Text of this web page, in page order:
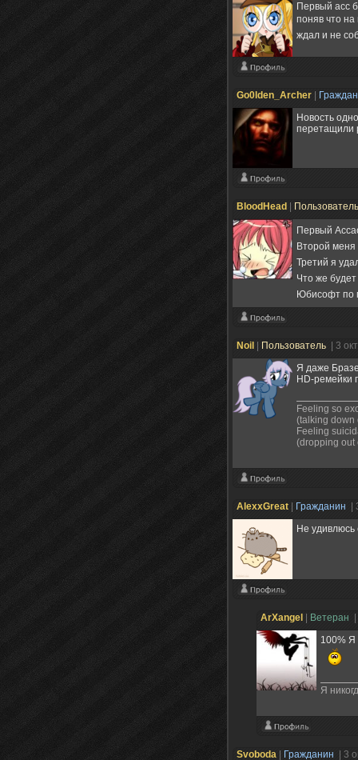
Первый асс
поняв что
ждал и не
Go0lden_Archer
Новость
перетащили
BloodHead
Первый
Второй меня
Третий я
Что же
Юбисофт по
Noil Пользователь
| 3
Я даже
HD-ремейки
Feeling so
(talking down
Feeling
(dropping out
AlexxGreat Гражданин
|
Не удивлюсь
ArXangel Ветеран
100% Я
Я
Svoboda Гражданин
| 3